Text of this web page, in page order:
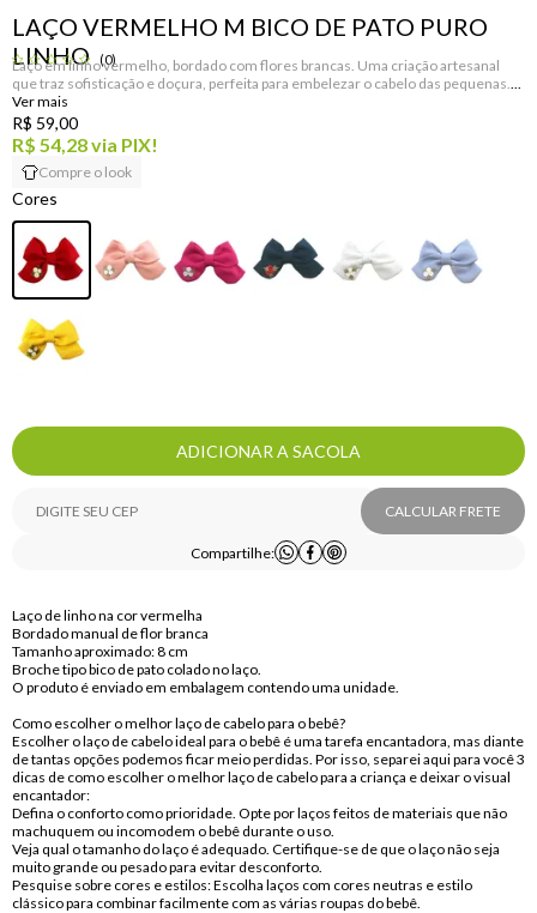
LAÇO VERMELHO M BICO DE PATO PURO
LINHO
(0)
Laço em linho vermelho, bordado com flores brancas. Uma criação artesanal
que traz sofisticação e doçura, perfeita para embelezar o cabelo das pequenas.
R$ 54,28via PIX!
R$ 59,00
Compre o look
ADICIONAR A SACOLA
CALCULAR FRETE
Compartilhe:
Laço de linho na cor vermelha
Bordado manual de flor branca
Tamanho aproximado: 8 cm
Broche tipo bico de pato colado no laço.
O produto é enviado em embalagem contendo uma unidade.
Como escolher o melhor laço de cabelo para o bebê?
Escolher o laço de cabelo ideal para o bebê é uma tarefa encantadora, mas diante
de tantas opções podemos ficar meio perdidas. Por isso, separei aqui para você 3
dicas de como escolher o melhor laço de cabelo para a criança e deixar o visual
encantador:
Defina o conforto como prioridade. Opte por laços feitos de materiais que não
machuquem ou incomodem o bebê durante o uso.
Veja qual o tamanho do laço é adequado. Certifique-se de que o laço não seja
muito grande ou pesado para evitar desconforto.
Pesquise sobre cores e estilos: Escolha laços com cores neutras e estilo
clássico para combinar facilmente com as várias roupas do bebê.